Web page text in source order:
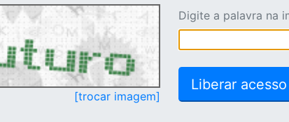
[trocar imagem]
Digite a palavra na